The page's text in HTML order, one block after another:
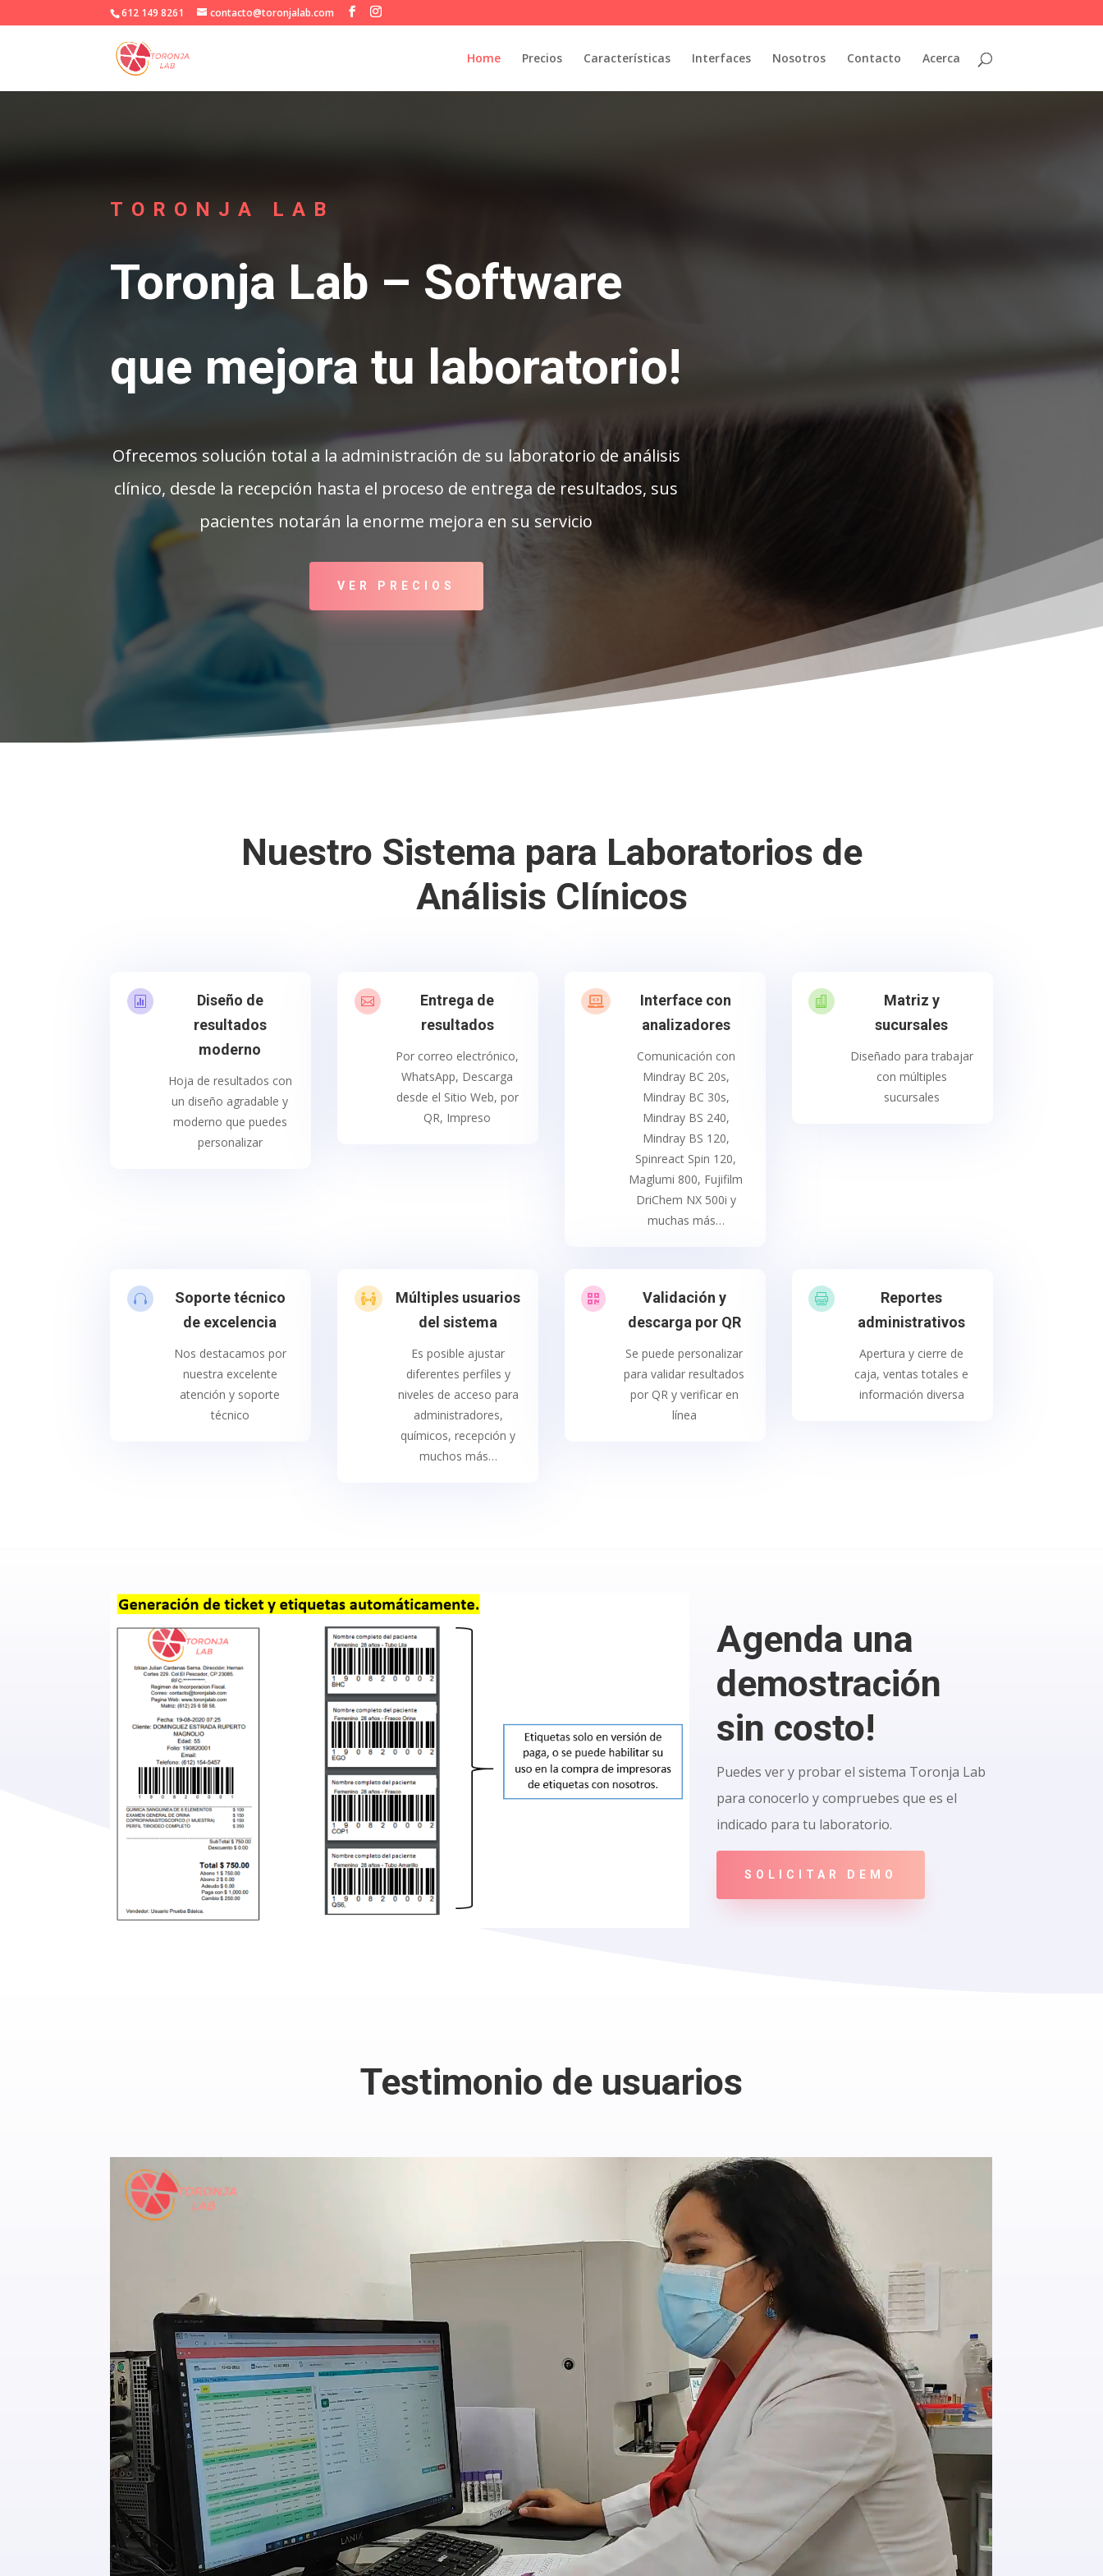
612 149 8261 contacto@toronjalab.com
Home Precios Características Interfaces Nosotros Contacto Acerca
TORONJA LAB
Toronja Lab – Software
que mejora tu laboratorio!
Ofrecemos solución total a la administración de su laboratorio de análisis
clínico, desde la recepción hasta el proceso de entrega de resultados, sus
pacientes notarán la enorme mejora en su servicio
VER PRECIOS
Nuestro Sistema para Laboratorios de
Análisis Clínicos

Diseño de
resultados
moderno
Hoja de resultados con
un diseño agradable y
moderno que puedes
personalizar

Entrega de
resultados
Por correo electrónico,
WhatsApp, Descarga
desde el Sitio Web, por
QR, Impreso

Interface con
analizadores
Comunicación con
Mindray BC 20s,
Mindray BC 30s,
Mindray BS 240,
Mindray BS 120,
Spinreact Spin 120,
Maglumi 800, Fujifilm
DriChem NX 500i y
muchas más…

Matriz y
sucursales
Diseñado para trabajar
con múltiples
sucursales

Soporte técnico
de excelencia
Nos destacamos por
nuestra excelente
atención y soporte
técnico

Múltiples usuarios
del sistema
Es posible ajustar
diferentes perfiles y
niveles de acceso para
administradores,
químicos, recepción y
muchos más…

Validación y
descarga por QR
Se puede personalizar
para validar resultados
por QR y verificar en
línea

Reportes
administrativos
Apertura y cierre de
caja, ventas totales e
información diversa
Agenda una
demostración
sin costo!
Puedes ver y probar el sistema Toronja Lab
para conocerlo y compruebes que es el
indicado para tu laboratorio.
SOLICITAR DEMO
Testimonio de usuarios